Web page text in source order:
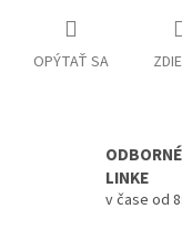
OPÝTAŤ SA
LINKE
v čase od